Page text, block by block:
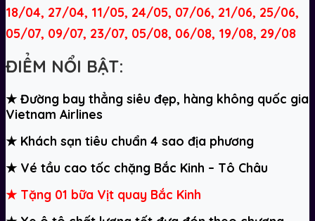
18/04, 27/04, 11/05, 24/05, 07/06, 21/06, 25/06,
05/07, 09/07, 23/07, 05/08, 06/08, 19/08, 29/08
ĐIỂM NỔI BẬT:
★ Đường bay thẳng siêu đẹp, hàng không quốc gia
Vietnam Airlines
★ Khách sạn tiêu chuẩn 4 sao địa phương
★ Vé tầu cao tốc chặng Bắc Kinh – Tô Châu
★ Tặng 01 bữa Vịt quay Bắc Kinh